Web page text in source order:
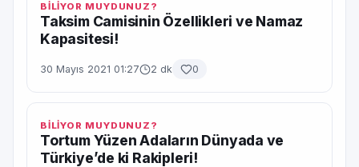
BİLİYOR MUYDUNUZ?
Taksim Camisinin Özellikleri ve Namaz
Kapasitesi!
30 Mayıs 2021 01:27 2 dk 0
BİLİYOR MUYDUNUZ?
Tortum Yüzen Adaların Dünyada ve
Türkiye’de ki Rakipleri!